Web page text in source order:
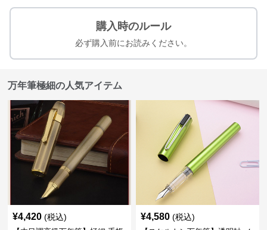
購入時のルール
必ず購入前にお読みください。
万年筆極細の人気アイテム
¥4,420 (税込) ¥4,580 (税込)